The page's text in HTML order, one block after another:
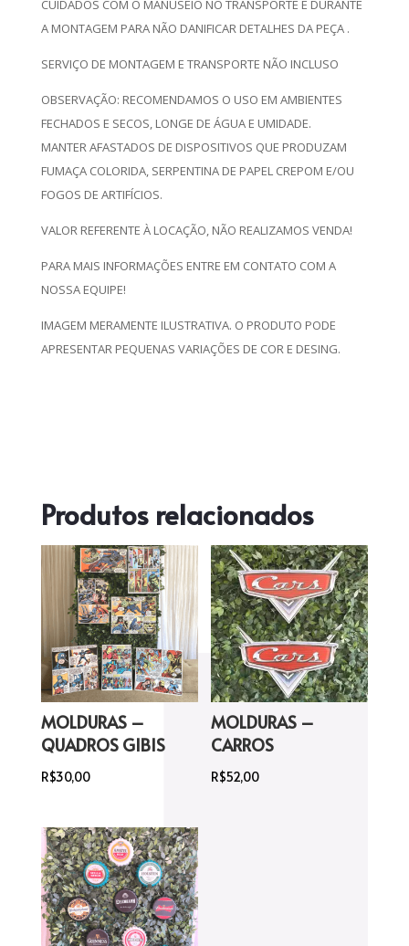
CUIDADOS COM O MANUSEIO NO TRANSPORTE E DURANTE
A MONTAGEM PARA NÃO DANIFICAR DETALHES DA PEÇA .
SERVIÇO DE MONTAGEM E TRANSPORTE NÃO INCLUSO
OBSERVAÇÃO: RECOMENDAMOS O USO EM AMBIENTES
FECHADOS E SECOS, LONGE DE ÁGUA E UMIDADE.
MANTER AFASTADOS DE DISPOSITIVOS QUE PRODUZAM
FUMAÇA COLORIDA, SERPENTINA DE PAPEL CREPOM E/OU
FOGOS DE ARTIFÍCIOS.
VALOR REFERENTE À LOCAÇÃO, NÃO REALIZAMOS VENDA!
PARA MAIS INFORMAÇÕES ENTRE EM CONTATO COM A
NOSSA EQUIPE!
IMAGEM MERAMENTE ILUSTRATIVA. O PRODUTO PODE
APRESENTAR PEQUENAS VARIAÇÕES DE COR E DESING.
Produtos relacionados
MOLDURAS –
QUADROS GIBIS
R$30,00
MOLDURAS –
CARROS
R$52,00